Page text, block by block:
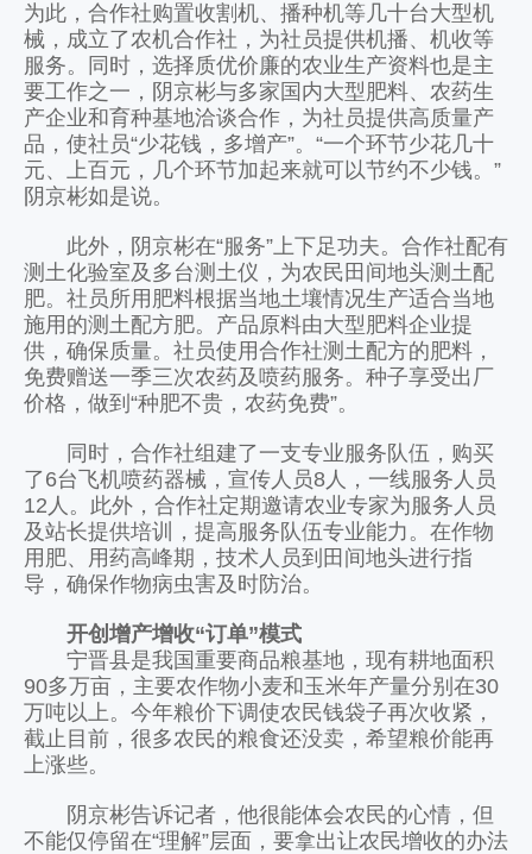
为此，合作社购置收割机、播种机等几十台大型机
械，成立了农机合作社，为社员提供机播、机收等
服务。同时，选择质优价廉的农业生产资料也是主
要工作之一，阴京彬与多家国内大型肥料、农药生
产企业和育种基地洽谈合作，为社员提供高质量产
品，使社员“少花钱，多增产”。“一个环节少花几十
元、上百元，几个环节加起来就可以节约不少钱。”
阴京彬如是说。
此外，阴京彬在“服务”上下足功夫。合作社配有
测土化验室及多台测土仪，为农民田间地头测土配
肥。社员所用肥料根据当地土壤情况生产适合当地
施用的测土配方肥。产品原料由大型肥料企业提
供，确保质量。社员使用合作社测土配方的肥料，
免费赠送一季三次农药及喷药服务。种子享受出厂
价格，做到“种肥不贵，农药免费”。
同时，合作社组建了一支专业服务队伍，购买
了6台飞机喷药器械，宣传人员8人，一线服务人员
12人。此外，合作社定期邀请农业专家为服务人员
及站长提供培训，提高服务队伍专业能力。在作物
用肥、用药高峰期，技术人员到田间地头进行指
导，确保作物病虫害及时防治。
开创增产增收“订单”模式
宁晋县是我国重要商品粮基地，现有耕地面积
90多万亩，主要农作物小麦和玉米年产量分别在30
万吨以上。今年粮价下调使农民钱袋子再次收紧，
截止目前，很多农民的粮食还没卖，希望粮价能再
上涨些。
阴京彬告诉记者，他很能体会农民的心情，但
不能仅停留在“理解”层面，要拿出让农民增收的办法